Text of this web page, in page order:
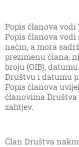
Popis članova
Popis članova
način, a mora
prezimenu člana,
broju (OIB),
Društvu i datumu
Popis članova
članovima
zahtjev.
Član Društva